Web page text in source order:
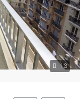
13